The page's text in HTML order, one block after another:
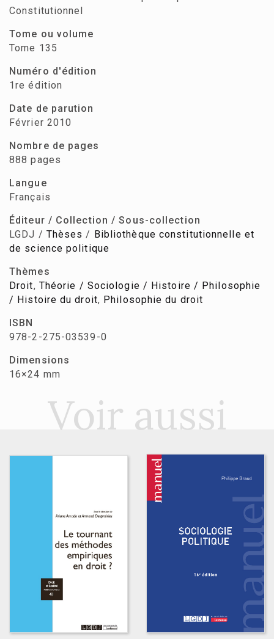
Constitutionnel
Tome ou volume
Tome 135
Numéro d'édition
1re édition
Date de parution
Février 2010
Nombre de pages
888 pages
Langue
Français
Éditeur / Collection / Sous-collection
LGDJ / Thèses / Bibliothèque constitutionnelle et
de science politique
Thèmes
Droit, Théorie / Sociologie / Histoire / Philosophie
/ Histoire du droit, Philosophie du droit
ISBN
978-2-275-03539-0
Dimensions
16×24 mm
Voir aussi